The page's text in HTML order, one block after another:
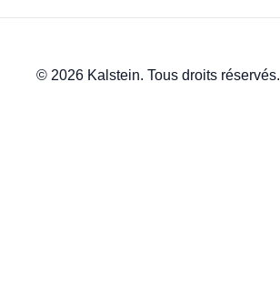
© 2026 Kalstein. Tous droits réservés.